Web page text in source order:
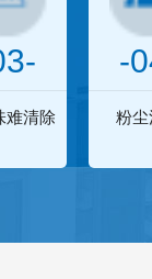
难清除
-
粉尘